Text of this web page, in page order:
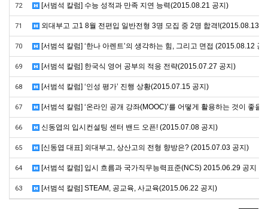
72 [서범석 칼럼] 수능 성적과 만족 지연 능력(2015.08.21 공지)
71 외대부고 고1 8월 전편입 일반전형 3명 모집 중 2명 합격!(2015.08.13
70 [서범석 칼럼] ‘한나 아렌트’의 생각하는 힘, 그리고 면접 (2015.08.12 공
69 [서범석 칼럼] 한국식 영어 공부의 적응 전략(2015.07.27 공지)
68 [서범석 칼럼] ‘인성 평가’ 진행 상황(2015.07.15 공지)
67 [서범석 칼럼] ‘온라인 공개 강좌(MOOC)’를 어떻게 활용하는 것이 좋을
66 신동엽의 입시컨설팅 센터 밴드 오픈! (2015.07.08 공지)
65 [신동엽 대표] 외대부고, 상산고의 전형 향방은? (2015.07.03 공지)
64 [서범석 칼럼] 입시 흐름과 국가직무능력표준(NCS) 2015.06.29 공지
63 [서범석 칼럼] STEAM, 공교육, 사교육(2015.06.22 공지)